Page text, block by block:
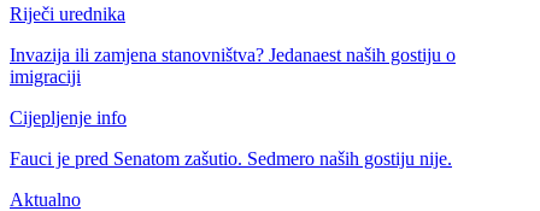
Riječi urednika
Invazija ili zamjena stanovništva? Jedanaest naših gostiju o
imigraciji
Cijepljenje info
Fauci je pred Senatom zašutio. Sedmero naših gostiju nije.
Aktualno